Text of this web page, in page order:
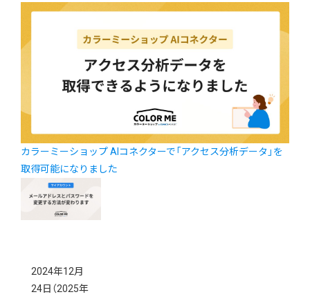
カラーミーショップ AIコネクターで「アクセス分析データ」を
取得可能になりました
2024年12月
24日 （2025年